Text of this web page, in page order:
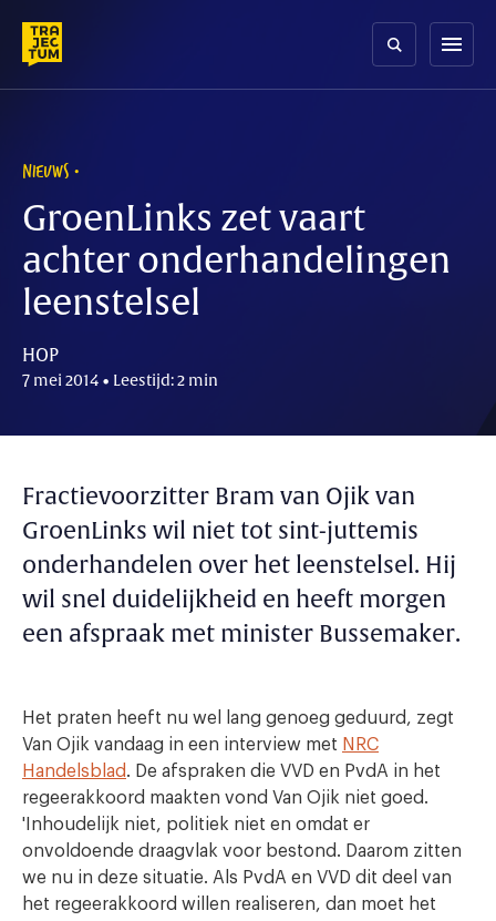
content
menu
NIEUWS
GroenLinks zet vaart
achter onderhandelingen
leenstelsel
HOP
7 mei 2014 • Leestijd: 2 min
Fractievoorzitter Bram van Ojik van
GroenLinks wil niet tot sint-juttemis
onderhandelen over het leenstelsel. Hij
wil snel duidelijkheid en heeft morgen
een afspraak met minister Bussemaker.
Het praten heeft nu wel lang genoeg geduurd, zegt
Van Ojik vandaag in een interview met NRC
Handelsblad. De afspraken die VVD en PvdA in het
regeerakkoord maakten vond Van Ojik niet goed.
'Inhoudelijk niet, politiek niet en omdat er
onvoldoende draagvlak voor bestond. Daarom zitten
we nu in deze situatie. Als PvdA en VVD dit deel van
het regeerakkoord willen realiseren, dan moet het